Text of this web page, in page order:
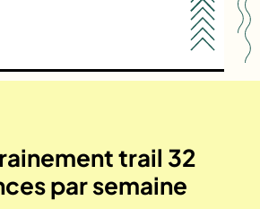
trail 32
par semaine